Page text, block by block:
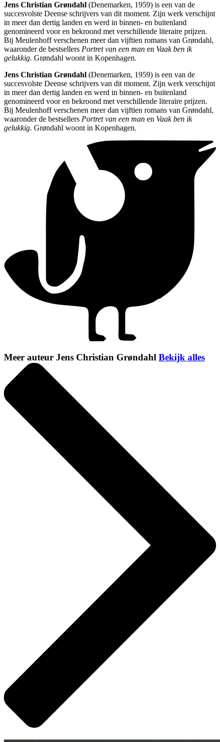
Jens Christian Grøndahl (Denemarken, 1959) is een van de
succesvolste Deense schrijvers van dit moment. Zijn werk verschijnt
in meer dan dertig landen en werd in binnen- en ­buitenland
genomineerd voor en bekroond met verschillende literaire prijzen.
Bij Meulenhoff verschenen meer dan vijftien romans van Grøndahl,
waaronder de bestsellers Portret van een man en Vaak ben ik
gelukkig. ­Grøndahl woont in Kopenhagen.
Jens Christian Grøndahl (Denemarken, 1959) is een van de
succesvolste Deense schrijvers van dit moment. Zijn werk verschijnt
in meer dan dertig landen en werd in binnen- en ­buitenland
genomineerd voor en bekroond met verschillende literaire prijzen.
Bij Meulenhoff verschenen meer dan vijftien romans van Grøndahl,
waaronder de bestsellers Portret van een man en Vaak ben ik
gelukkig. ­Grøndahl woont in Kopenhagen.
Meer auteur Jens Christian Grøndahl Bekijk alles